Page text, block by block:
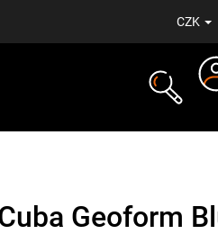
CZK
Geoform